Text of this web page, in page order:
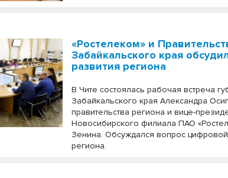
«Ростелеком» и
Забайкальского края
развития региона
В Чите состоялась рабочая встреча
Забайкальского края Александра
правительства региона и вице-
Новосибирского филиала ПАО
Зенина. Обсуждался вопрос
региона.